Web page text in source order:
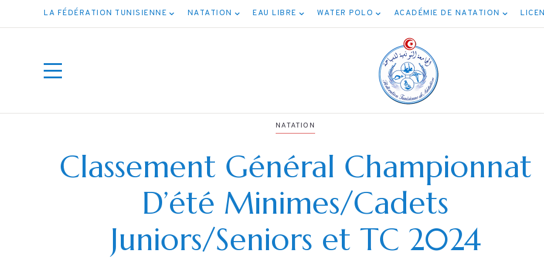
LA FÉDÉRATION TUNISIENNE NATATION EAU LIBRE WATER POLO ACADÉMIE DE NATATION
NATATION
Classement Général Championnat
D’été Minimes/Cadets
Juniors/Seniors et TC 2024
برنامج نهائيات جميع
الأصناف
NATATION
مسابقة المياه
المفتوحة 5كم